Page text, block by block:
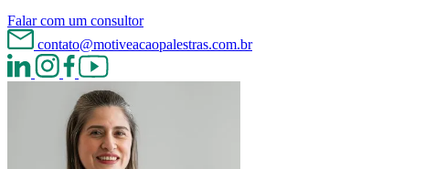
Falar com um consultor
contato@motiveacaopalestras.com.br